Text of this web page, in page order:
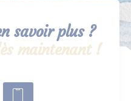
savoir plus ?
maintenant !